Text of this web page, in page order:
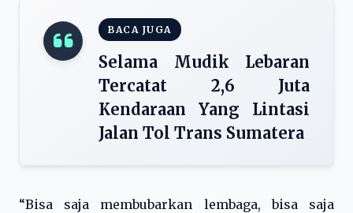
BACA JUGA
Selama Mudik Lebaran
Tercatat 2,6 Juta
Kendaraan Yang Lintasi
Jalan Tol Trans Sumatera
“Bisa saja membubarkan lembaga, bisa saja